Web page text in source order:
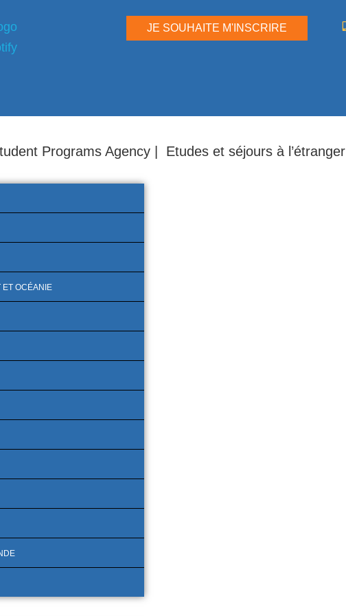
JE SOUHAITE M'INSCRIRE
Programs Agency | Etudes et séjours à l’étranger
ET OCÉANIE